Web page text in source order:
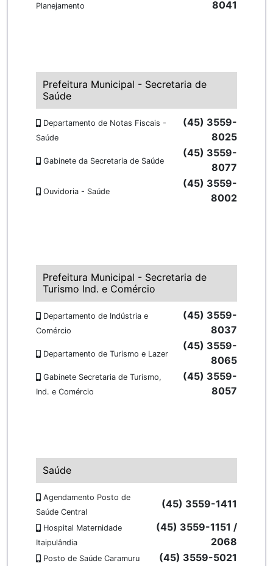
Planejamento 8041
Prefeitura Municipal - Secretaria de
Saúde
Departamento de Notas Fiscais -
Saúde
(45) 3559-
8025
Gabinete da Secretaria de Saúde
(45) 3559-
8077
Ouvidoria - Saúde
(45) 3559-
8002
Prefeitura Municipal - Secretaria de
Turismo Ind. e Comércio
Departamento de Indústria e
Comércio
(45) 3559-
8037
Departamento de Turismo e Lazer
(45) 3559-
8065
Gabinete Secretaria de Turismo,
Ind. e Comércio
(45) 3559-
8057
Saúde
Agendamento Posto de
Saúde Central
(45) 3559-1411
Hospital Maternidade
Itaipulândia
(45) 3559-1151 /
2068
Posto de Saúde Caramuru (45) 3559-5021